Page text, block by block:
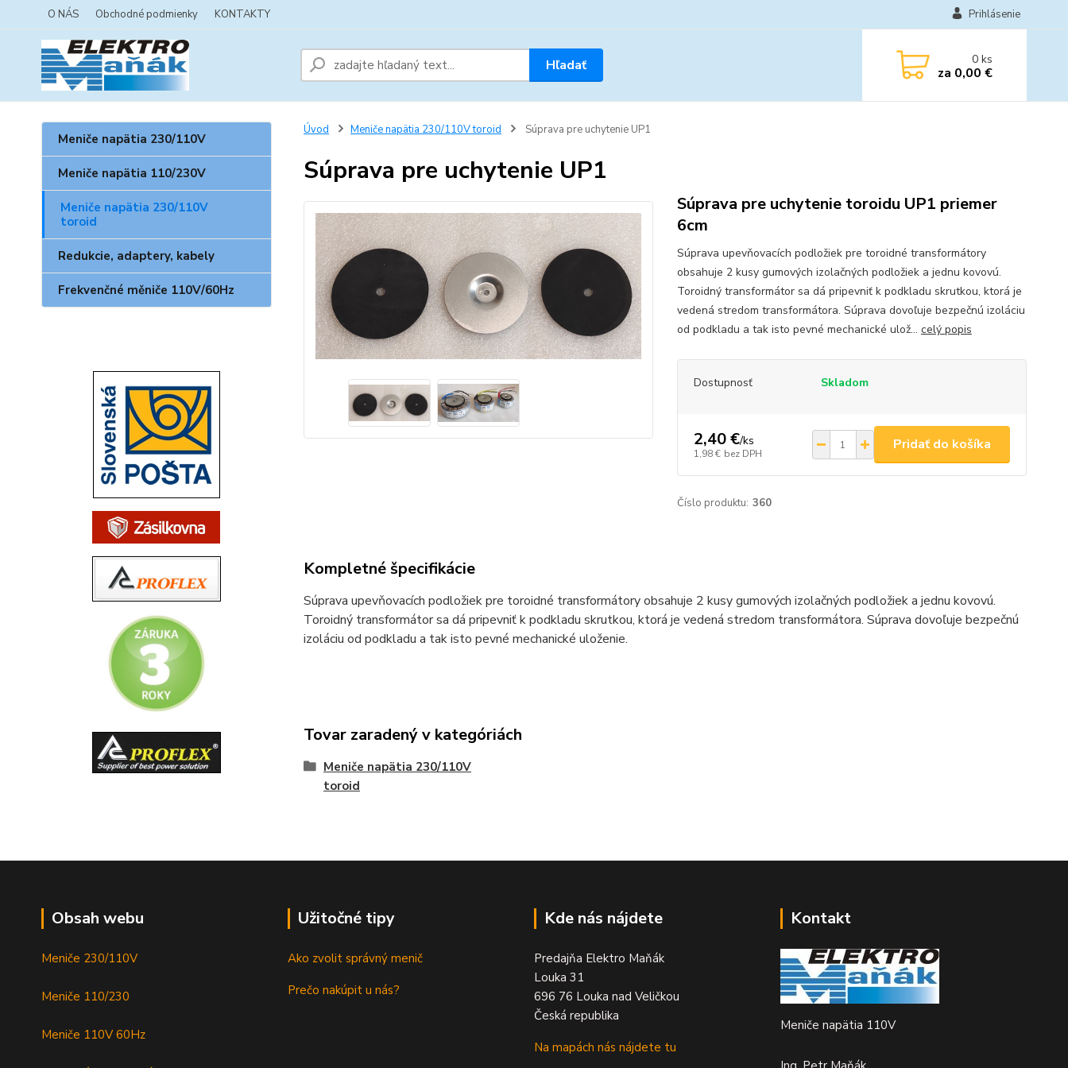
O NÁS Obchodné podmienky KONTAKTY Prihlásenie
Hľadať 0ks
za 0,00 €
Meniče napätia 230/110V
Meniče napätia 110/230V
Meniče napätia 230/110V
toroid
Redukcie, adaptery, kabely
Frekvenčné měniče 110V/60Hz
Úvod Meniče napätia 230/110V toroid Súprava pre uchytenie UP1
Súprava pre uchytenie UP1
Súprava pre uchytenie toroidu UP1 priemer
6cm
Súprava upevňovacích podložiek pre toroidné transformátory
obsahuje 2 kusy gumových izolačných podložiek a jednu kovovú.
Toroidný transformátor sa dá pripevniť k podkladu skrutkou, ktorá je
vedená stredom transformátora. Súprava dovoľuje bezpečnú izoláciu
od podkladu a tak isto pevné mechanické ulož... celý popis
Dostupnosť Skladom
2,40 €/ks
1,98 € bez DPH
Pridať do košíka
Číslo produktu: 360
Kompletné špecifikácie
Súprava upevňovacích podložiek pre toroidné transformátory obsahuje 2 kusy gumových izolačných podložiek a jednu kovovú.
Toroidný transformátor sa dá pripevniť k podkladu skrutkou, ktorá je vedená stredom transformátora. Súprava dovoľuje bezpečnú
izoláciu od podkladu a tak isto pevné mechanické uloženie.
Tovar zaradený v kategóriách
Meniče napätia 230/110V
toroid
Obsah webu
Meniče 230/110V
Meniče 110/230
Meniče 110V 60Hz
Užitočné tipy
Ako zvolit správný menič
Prečo nakúpit u nás?
Kde nás nájdete
Predajňa Elektro Maňák
Louka 31
696 76 Louka nad Veličkou
Česká republika
Na mapách nás nájdete tu
Kontakt
Meniče napätia 110V